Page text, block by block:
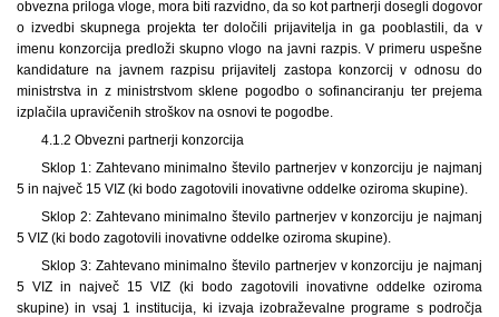
obvezna priloga vloge, mora biti razvidno, da so kot partnerji dosegli dogovor
o izvedbi skupnega projekta ter določili prijavitelja in ga pooblastili, da v
imenu konzorcija predloži skupno vlogo na javni razpis. V primeru uspešne
kandidature na javnem razpisu prijavitelj zastopa konzorcij v odnosu do
ministrstva in z ministrstvom sklene pogodbo o sofinanciranju ter prejema
izplačila upravičenih stroškov na osnovi te pogodbe.
4.1.2 Obvezni partnerji konzorcija
Sklop 1: Zahtevano minimalno število partnerjev v konzorciju je najmanj
5 in največ 15 VIZ (ki bodo zagotovili inovativne oddelke oziroma skupine).
Sklop 2: Zahtevano minimalno število partnerjev v konzorciju je najmanj
5 VIZ (ki bodo zagotovili inovativne oddelke oziroma skupine).
Sklop 3: Zahtevano minimalno število partnerjev v konzorciju je najmanj
5 VIZ in največ 15 VIZ (ki bodo zagotovili inovativne oddelke oziroma
skupine) in vsaj 1 institucija, ki izvaja izobraževalne programe s področja